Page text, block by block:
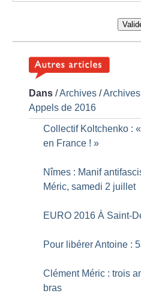
Dans /Archives /Archives
Appels de 2016
Collectif Koltchenko : «
en France ! »
Nîmes : Manif
Méric, samedi 2 juillet
EURO 2016 À Saint-
Pour libérer Antoine :
Clément Méric : trois
bras